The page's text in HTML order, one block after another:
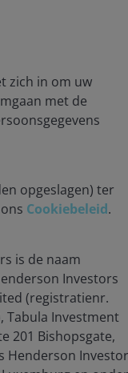
zich in om uw
met de
opgeslagen) ter
Cookiebeleid.
is de naam
Investors
(registratienr.
Tabula Investment
201 Bishopsgate,
Henderson